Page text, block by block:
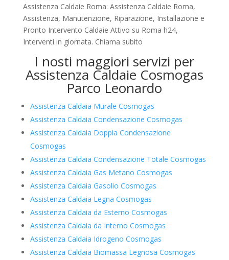
Assistenza Caldaie Roma: Assistenza Caldaie Roma,
Assistenza, Manutenzione, Riparazione, Installazione e
Pronto Intervento Caldaie Attivo su Roma h24,
Interventi in giornata. Chiama subito
I nosti maggiori servizi per
Assistenza Caldaie Cosmogas
Parco Leonardo
Assistenza Caldaia Murale Cosmogas
Assistenza Caldaia Condensazione Cosmogas
Assistenza Caldaia Doppia Condensazione
Cosmogas
Assistenza Caldaia Condensazione Totale Cosmogas
Assistenza Caldaia Gas Metano Cosmogas
Assistenza Caldaia Gasolio Cosmogas
Assistenza Caldaia Legna Cosmogas
Assistenza Caldaia da Esterno Cosmogas
Assistenza Caldaia da Interno Cosmogas
Assistenza Caldaia Idrogeno Cosmogas
Assistenza Caldaia Biomassa Legnosa Cosmogas